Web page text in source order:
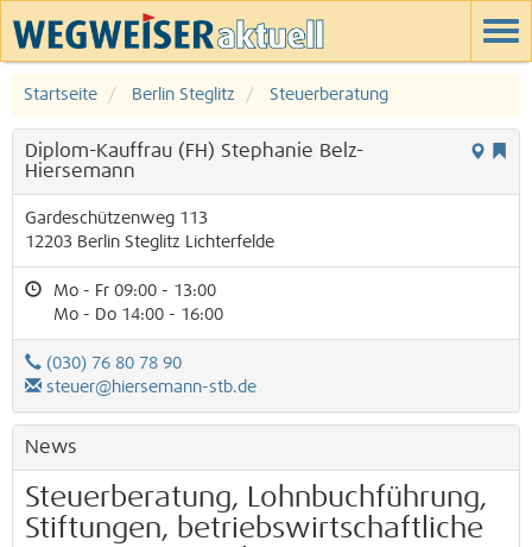
Startseite Berlin Steglitz Steuerberatung
Diplom-Kauffrau (FH) Stephanie Belz-
Hiersemann
Gardeschützenweg 113
12203 Berlin Steglitz Lichterfelde
Mo - Fr 09:00 - 13:00
Mo - Do 14:00 - 16:00
(030) 76 80 78 90
steuer@hiersemann-stb.de
News
Steuerberatung, Lohnbuchführung,
Stiftungen, betriebswirtschaftliche